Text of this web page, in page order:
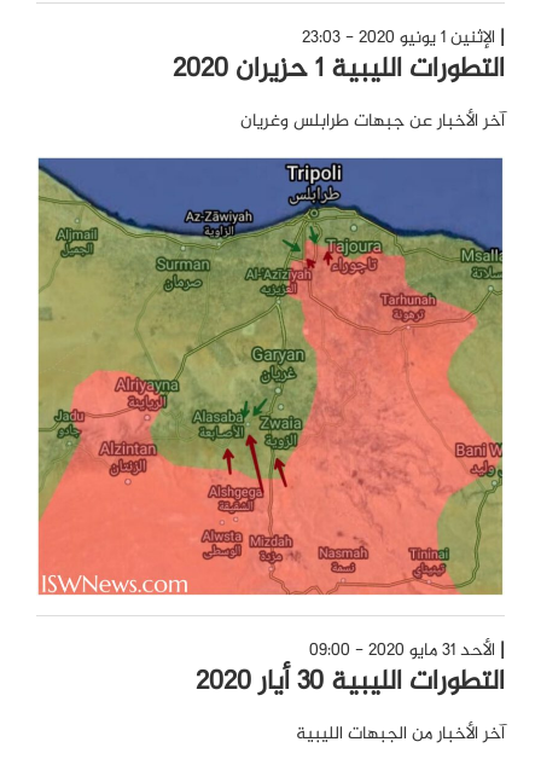
الإثنين 1 يونيو 2020 - 23:03
التطورات الليبية 1 حزيران 2020
آخر الأخبار عن جبهات طرابلس وغريان
الأحد 31 مايو 2020 - 09:00
التطورات الليبية 30 أيار 2020
آخر الأخبار من الجبهات الليبية